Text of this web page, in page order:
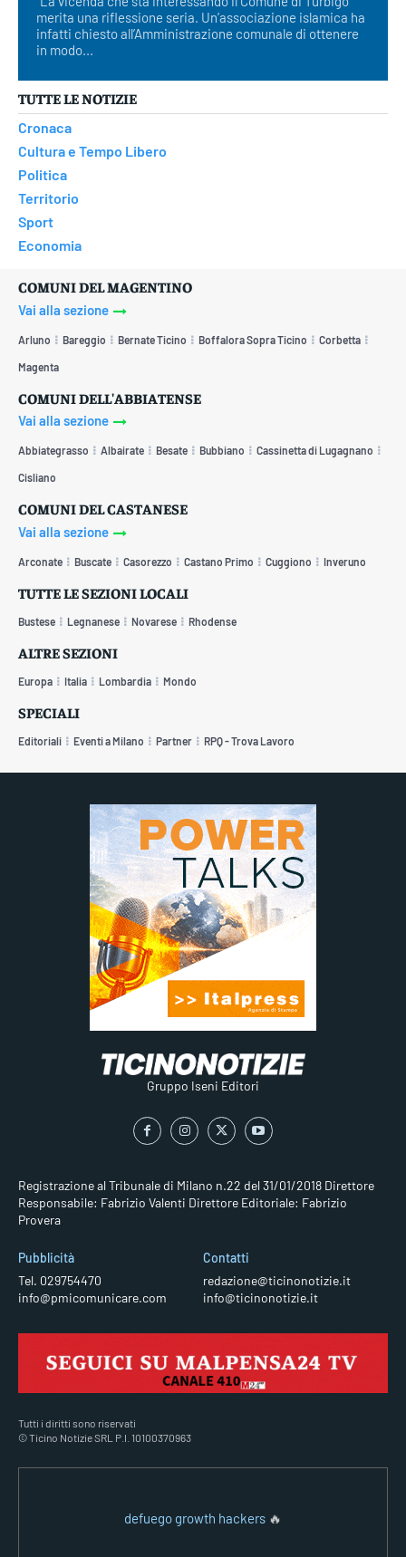
merita una riflessione seria. Un’associazione islamica ha
infatti chiesto all’Amministrazione comunale di ottenere
in modo...
TUTTE LE NOTIZIE
Cronaca
Cultura e Tempo Libero
Politica
Territorio
Sport
Economia
COMUNI DEL MAGENTINO
Vai alla sezione
Arluno Bareggio Bernate Ticino Boffalora Sopra Ticino Corbetta
Magenta
COMUNI DELL'ABBIATENSE
Vai alla sezione
Abbiategrasso Albairate Besate Bubbiano Cassinetta di Lugagnano
Cisliano
COMUNI DEL CASTANESE
Vai alla sezione
Arconate Buscate Casorezzo Castano Primo Cuggiono Inveruno
TUTTE LE SEZIONI LOCALI
Bustese Legnanese Novarese Rhodense
ALTRE SEZIONI
Europa Italia Lombardia Mondo
SPECIALI
Editoriali Eventi a Milano Partner RPQ - Trova Lavoro
Gruppo Iseni Editori
Registrazione al Tribunale di Milano n.22 del 31/01/2018 Direttore
Responsabile: Fabrizio Valenti Direttore Editoriale: Fabrizio
Provera
Pubblicità
Tel. 029754470
info@pmicomunicare.com
Contatti
redazione@ticinonotizie.it
info@ticinonotizie.it
Tutti i diritti sono riservati
© Ticino Notizie SRL P.I. 10100370963
defuego growth hackers 🔥